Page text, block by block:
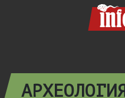
АРХЕОЛОГИЯ